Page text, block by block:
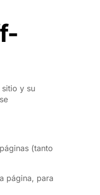
sitio y su
(tanto
página, para